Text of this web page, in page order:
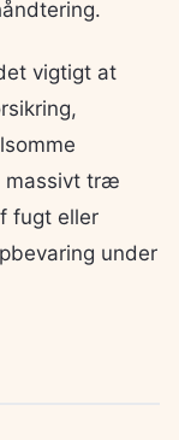
vigtigt at
massivt træ
fugt eller
under